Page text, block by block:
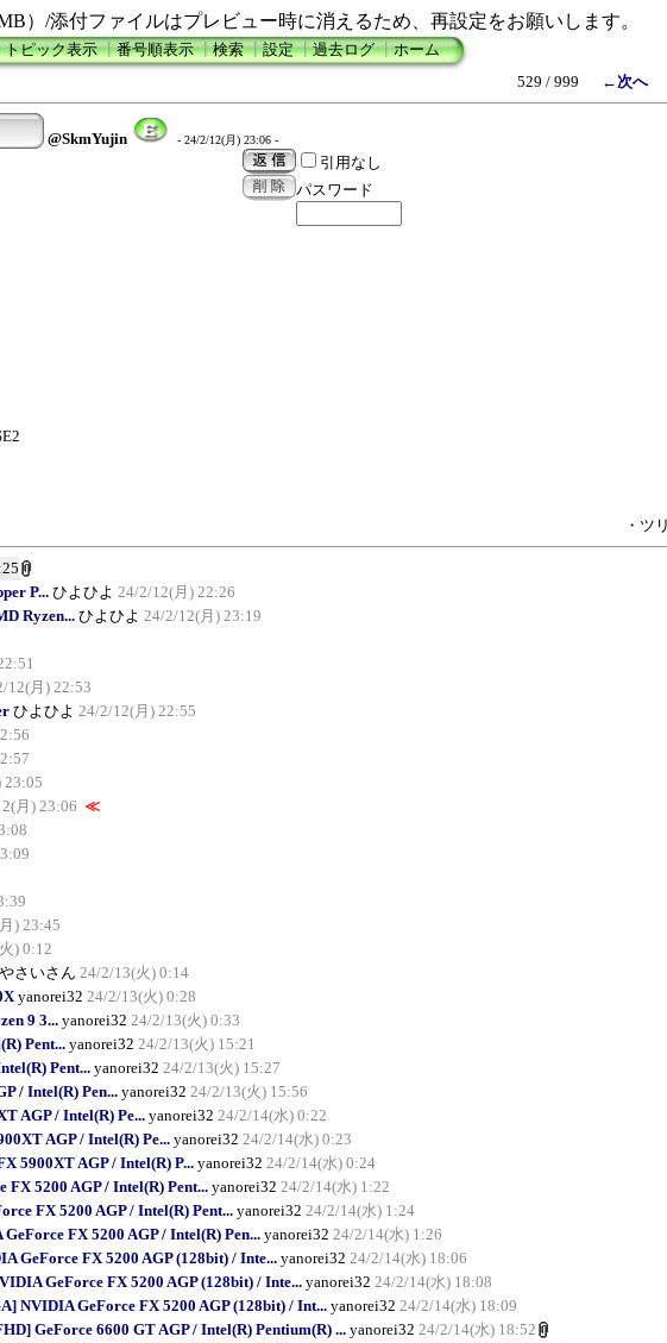
）/添付ファイルはプレビュー時に消えるため、再設定をお願いします。
トピック表示┃番号順表示┃検索┃設定┃過去ログ┃ホーム
529 / 999
←次へ
@SkmYujin - 24/2/12(月) 23:06 -
引用なし
パスワード
・ツ
P... ひよひよ 24/2/12(月) 22:26
Ryzen... ひよひよ 24/2/12(月) 23:19
12(月) 22:53
ひよひよ 24/2/12(月) 22:55
23:05
月) 23:06 ≪
) 23:45
) 0:12
やさいさん 24/2/13(火) 0:14
yanorei32 24/2/13(火) 0:28
9 3... yanorei32 24/2/13(火) 0:33
Pent... yanorei32 24/2/13(火) 15:21
Pent... yanorei32 24/2/13(火) 15:27
/ Intel(R) Pen... yanorei32 24/2/13(火) 15:56
AGP / Intel(R) Pe... yanorei32 24/2/14(水) 0:22
AGP / Intel(R) Pe...yanorei32 24/2/14(水) 0:23
5900XT AGP / Intel(R) P...yanorei32 24/2/14(水) 0:24
FX 5200 AGP / Intel(R) Pent...yanorei32 24/2/14(水) 1:22
FX 5200 AGP / Intel(R) Pent...yanorei32 24/2/14(水) 1:24
FX 5200 AGP / Intel(R) Pen... yanorei32 24/2/14(水) 1:26
GeForce FX 5200 AGP (128bit) / Inte... yanorei32 24/2/14(水) 18:06
GeForce FX 5200 AGP (128bit) / Inte... yanorei32 24/2/14(水) 18:08
NVIDIA GeForce FX 5200 AGP (128bit) / Int...yanorei32 24/2/14(水) 18:09
GeForce 6600 GT AGP / Intel(R) Pentium(R) ... yanorei32 24/2/14(水) 18:52